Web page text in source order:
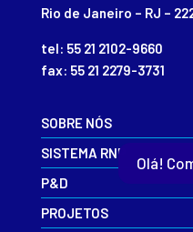
Rio de Janeiro – RJ –
tel: 55 21 2102-9660
fax: 55 21 2279-3731
SOBRE NÓS
SISTEMA RNP
P&D
PROJETOS
Olá!